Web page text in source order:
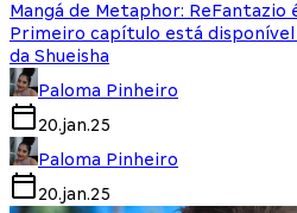
Mangá de Metaphor: ReFantazio
Primeiro capítulo está
da Shueisha
Paloma Pinheiro
20.jan.25
Paloma Pinheiro
20.jan.25